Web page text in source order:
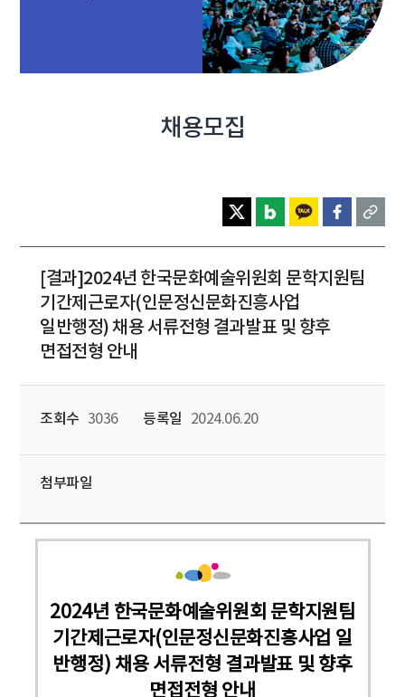
채용모집
[결과]2024년 한국문화예술위원회 문학지원팀
기간제근로자(인문정신문화진흥사업
일반행정) 채용 서류전형 결과발표 및 향후
면접전형 안내
조회수 3036 등록일 2024.06.20
첨부파일
2024년 한국문화예술위원회 문학지원팀
기간제근로자(인문정신문화진흥사업 일
반행정) 채용 서류전형 결과발표 및 향후
면접전형 안내